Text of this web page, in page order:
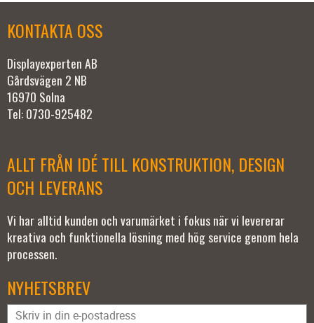
KONTAKTA OSS
Displayexperten AB
Gårdsvägen 2 NB
16970 Solna
Tel: 0730-925482
ALLT FRÅN IDÉ TILL KONSTRUKTION, DESIGN
OCH LEVERANS
Vi har alltid kunden och varumärket i fokus när vi levererar
kreativa och funktionella lösning med hög service genom hela
processen.
NYHETSBREV